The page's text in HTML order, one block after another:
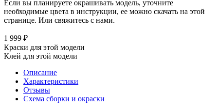
Если вы планируете окрашивать модель, уточните
необходимые цвета в инструкции, ее можно скачать на этой
странице. Или свяжитесь с нами.
1 999 ₽
Краски для этой модели
Клей для этой модели
Описание
Характеристики
Отзывы
Схема сборки и окраски